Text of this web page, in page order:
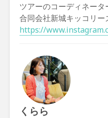
ツアーのコーディネータ
合同会社新城キッコリー
https://
くらら